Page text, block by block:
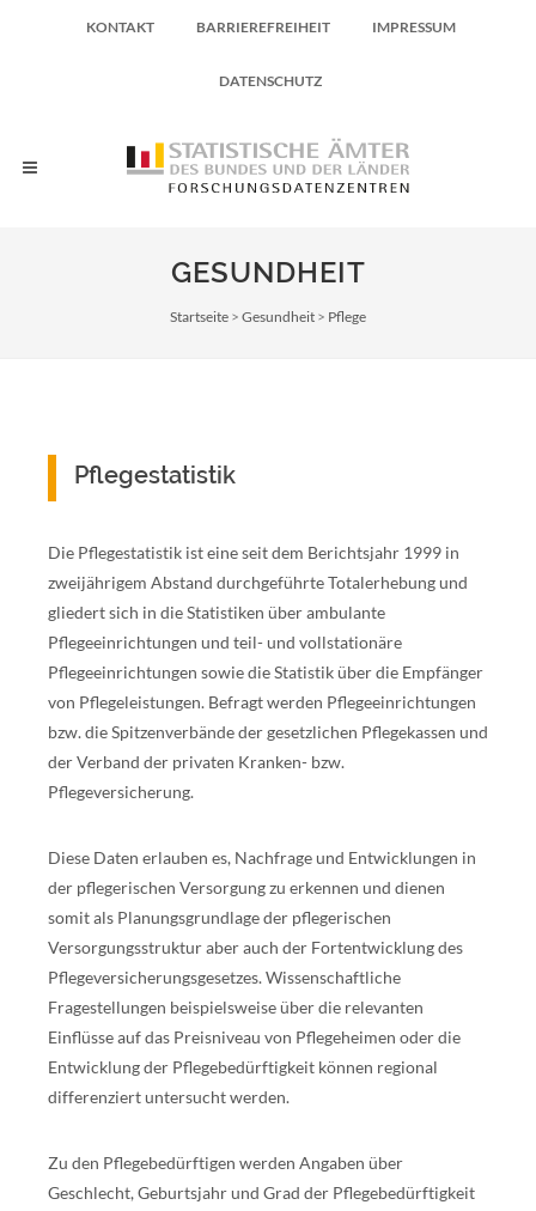
KONTAKT BARRIEREFREIHEIT IMPRESSUM
DATENSCHUTZ
GESUNDHEIT
Pfadnavigation
Startseite Gesundheit Pflege
Pflegestatistik
Die Pflegestatistik ist eine seit dem Berichtsjahr 1999 in
zweijährigem Abstand durchgeführte Totalerhebung und
gliedert sich in die Statistiken über ambulante
Pflegeeinrichtungen und teil- und vollstationäre
Pflegeeinrichtungen sowie die Statistik über die Empfänger
von Pflegeleistungen. Befragt werden Pflegeeinrichtungen
bzw. die Spitzenverbände der gesetzlichen Pflegekassen und
der Verband der privaten Kranken- bzw.
Pflegeversicherung.
Diese Daten erlauben es, Nachfrage und Entwicklungen in
der pflegerischen Versorgung zu erkennen und dienen
somit als Planungsgrundlage der pflegerischen
Versorgungsstruktur aber auch der Fortentwicklung des
Pflegeversicherungsgesetzes. Wissenschaftliche
Fragestellungen beispielsweise über die relevanten
Einflüsse auf das Preisniveau von Pflegeheimen oder die
Entwicklung der Pflegebedürftigkeit können regional
differenziert untersucht werden.
Zu den Pflegebedürftigen werden Angaben über
Geschlecht, Geburtsjahr und Grad der Pflegebedürftigkeit